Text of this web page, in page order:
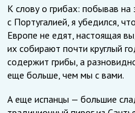
К слову о грибах: побывав на
с Португалией, я убедился,
Европе не едят, настоящая
их собирают почти круглый
содержит грибы, а
еще больше, чем мы с вами.
А еще испанцы — большие